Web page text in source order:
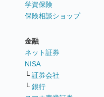
学資保険
保険相談ショップ
金融
ネット証券
NISA
└ 証券会社
└ 銀行